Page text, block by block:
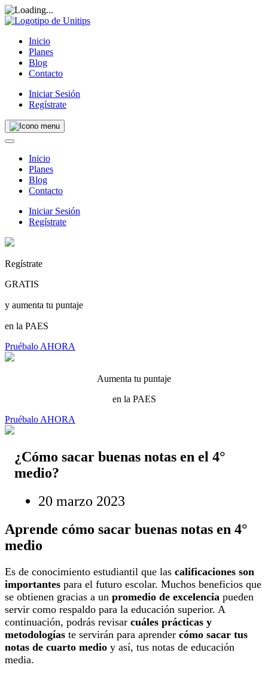
Inicio
Planes
Blog
Contacto
Iniciar Sesión
Regístrate
Inicio
Planes
Blog
Contacto
Iniciar Sesión
Regístrate
Regístrate
GRATIS
y aumenta tu puntaje
en la PAES
Pruébalo AHORA
Aumenta tu puntaje
en la PAES
Pruébalo AHORA
¿Cómo sacar buenas notas en el 4°
medio?
20 marzo 2023
Aprende cómo sacar buenas notas en 4°
medio
Es de conocimiento estudiantil que las calificaciones son
importantes para el futuro escolar. Muchos beneficios que
se obtienen gracias a un promedio de excelencia pueden
servir como respaldo para la educación superior. A
continuación, podrás revisar cuáles prácticas y
metodologías te servirán para aprender cómo sacar tus
notas de cuarto medio y así, tus notas de educación
media.